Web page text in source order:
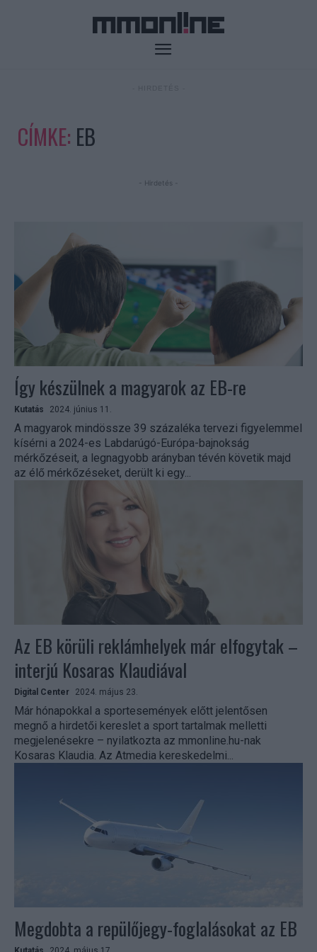
CÍMKE: EB
- Hirdetés -
Így készülnek a magyarok az EB-re
Kutatás 2024. június 11.
A magyarok mindössze 39 százaléka tervezi figyelemmel
kísérni a 2024-es Labdarúgó-Európa-bajnokság
mérkőzéseit, a legnagyobb arányban tévén követik majd
az élő mérkőzéseket, derült ki egy...
Az EB körüli reklámhelyek már elfogytak –
interjú Kosaras Klaudiával
Digital Center 2024. május 23.
Már hónapokkal a sportesemények előtt jelentősen
megnő a hirdetői kereslet a sport tartalmak melletti
megjelenésekre – nyilatkozta az mmonline.hu-nak
Kosaras Klaudia. Az Atmedia kereskedelmi...
Megdobta a repülőjegy-foglalásokat az EB